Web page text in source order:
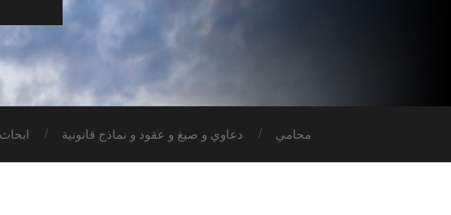
محامي دعاوي و صيغ و عقود و نماذج قانونية